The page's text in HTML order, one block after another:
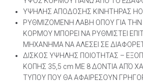
ΥΨΗΛΗΣ ΑΠΟΔΟΣΗΣ ΚΙΝΗΤΗΡΑΣ
ΡΥΘΜΙΖΟΜΕΝΗ ΛΑΒΗ ΟΠΟΥ ΓΙΑ
ΚΟΡΜΟΥ ΜΠΟΡΕΙ ΝΑ ΡΥΘΜΙΣΤΕΙ
ΜΗΧΑΝΗΜΑ ΝΑ ΑΛΕΣΕΙ ΣΕ
ΔΙΣΚΟΣ ΥΨΗΛΗΣ ΠΟΙΟΤΗΤΑΣ –
ΚΟΠΗΣ 35,5 cm ΜΕ 8 ΔΟΝΤΙΑ ΑΠΌ
ΤΥΠΟΥ ΠΟΥ ΘΑ ΑΦΑΙΡΕΣΟΥΝ